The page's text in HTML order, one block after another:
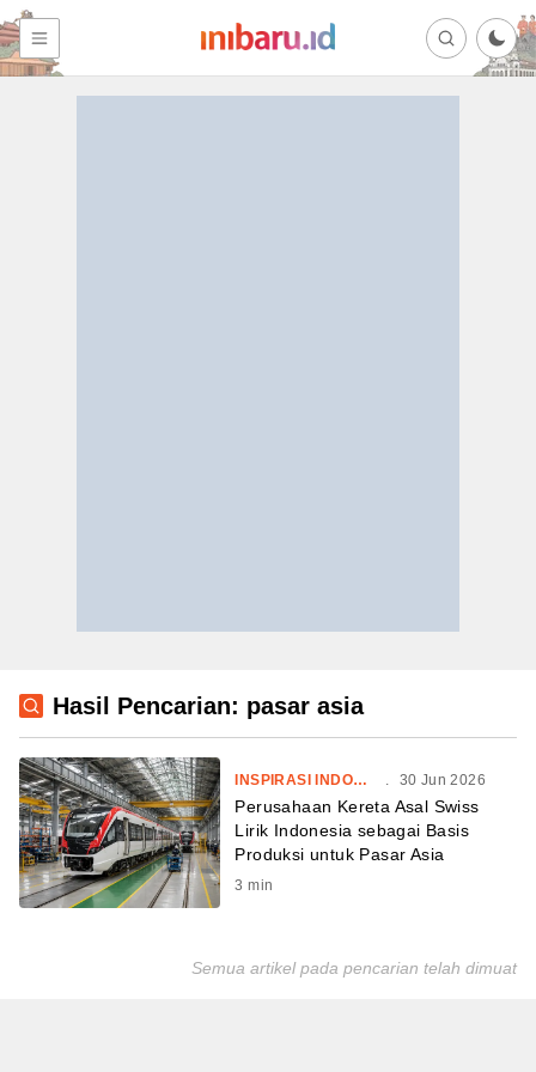
Hasil Pencarian: pasar asia
INSPIRASI INDONESIA . 30 Jun 2026
Perusahaan Kereta Asal Swiss
Lirik Indonesia sebagai Basis
Produksi untuk Pasar Asia
3 min
Semua artikel pada pencarian telah dimuat